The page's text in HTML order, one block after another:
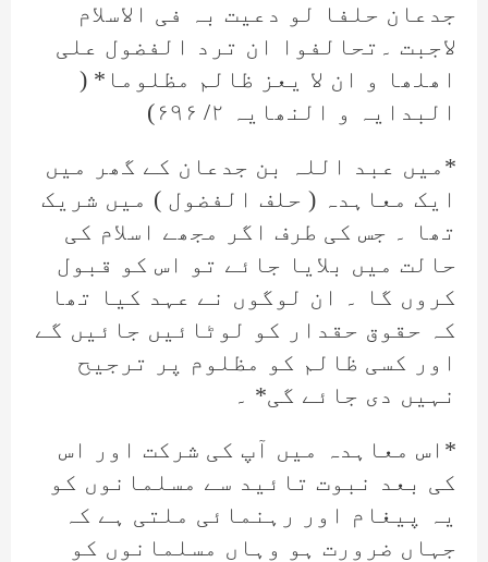
جدعان حلفا لو دعیت بہ فی الاسلام
لاجبت ۔تحالفوا ان ترد الفضول علی
اھلھا و ان لا یعز ظالم مظلوما* (
البدایہ و النھایہ ۲/ ۶۹۶)
*میں عبد اللہ بن جدعان کے گھر میں
ایک معاہدہ ( حلف الفضول ) میں شریک
تھا ۔ جس کی طرف اگر مجھے اسلام کی
حالت میں بلایا جائے تو اس کو قبول
کروں گا ۔ ان لوگوں نے عہد کیا تھا
کہ حقوق حقدار کو لوٹائیں جائیں گے
اور کسی ظالم کو مظلوم پر ترجیح
نہیں دی جائے گی* ۔
*اس معاہدہ میں آپ کی شرکت اور اس
کی بعد نبوت تائید سے مسلمانوں کو
یہ پیغام اور رہنمائی ملتی ہے کہ
جہاں ضرورت ہو وہاں مسلمانوں کو